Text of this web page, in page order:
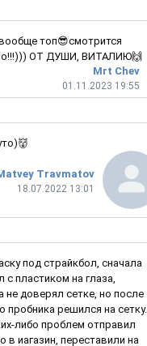
Mrt Chev
01.11.2023 19:55
топ😎смотрится
ОТ ДУШИ, ВИТАЛИЮ🙌
Travmatov
18.07.2022 13:01
под страйкбол, сначала
с пластиком на глаза,
не доверял сетке, но после
пробника решился на сетку.
либо проблем отправил
в иагазин, переставили на